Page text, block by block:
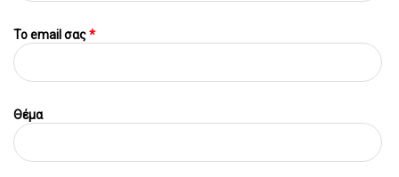
To email σας*
Θέμα